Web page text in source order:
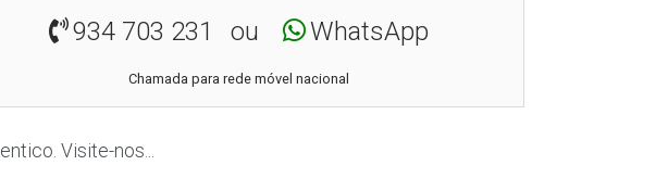
934 703 231 ou WhatsApp
Chamada para rede móvel nacional
Visite-nos...